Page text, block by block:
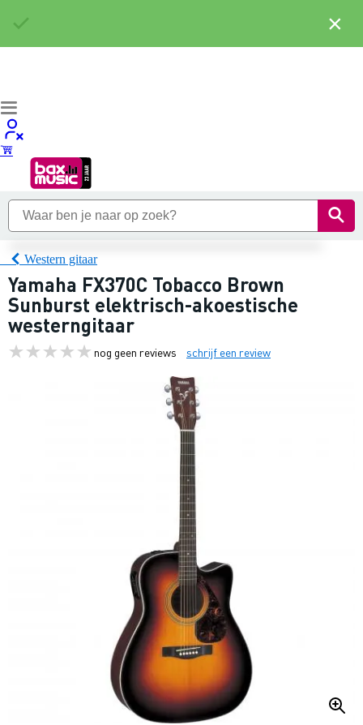
Western gitaar
Yamaha FX370C Tobacco Brown
Sunburst elektrisch-akoestische
westerngitaar
nog geen reviews schrijf een review
×